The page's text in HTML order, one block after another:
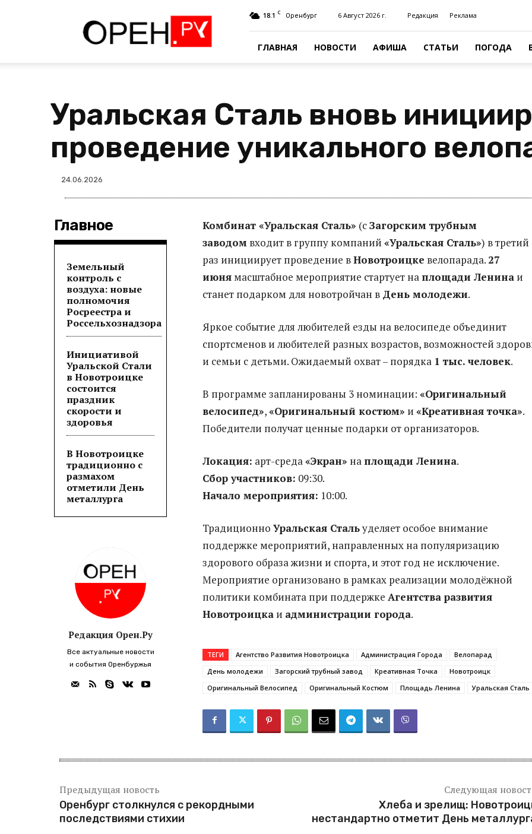
18.1 C Оренбург 6 Август 2026 г. Редакция Реклама
ГЛАВНАЯ НОВОСТИ АФИША СТАТЬИ ПОГОДА
Уральская Сталь вновь
проведение уникального
24.06.2026
Главное
Земельный
контроль с
воздуха: новые
полномочия
Росреестра и
Россельхознадзора
Инициативой
Уральской Стали
в Новотроицке
состоится
праздник
скорости и
здоровья
В Новотроицке
традиционно с
размахом
отметили День
металлурга
Редакция Орен.Ру
Все актуальные новости
и события Оренбуржья
Комбинат «Уральская Сталь» (сЗагорским трубным
заводом входит в группу компаний «Уральская Сталь») в третий
раз инициирует проведение вНовотроицке велопарада. 27
июня масштабное мероприятие стартует на площади Ленина и
станет подарком для новотройчан в День молодежи.
Яркое событие для любителей езды на велосипеде объединит
спортсменов и любителей разных возрастов, возможностей
и семьи с детьми. Ожидаемый охват – порядка 1 тыс. человек.
В программе запланированы 3 номинации: «Оригинальный
велосипед»,«Оригинальный костюм» и «Креативная точка».
Победители получат ценные подарки от организаторов.
Локация: арт-среда«Экран» на площади Ленина.
Сбор участников: 09:30.
Начало мероприятия: 10:00.
Традиционно Уральская Стальуделяет особое внимание
поддержке мероприятий, направленных на популяризацию
здорового образа жизни и спорта, и этот год не исключение.
Мероприятие организовано в рамках реализации молодёжной
политики комбината при поддержке Агентства развития
Новотроицка и администрации города.
ТЕГИ Агентство Развития Новотроицка Администрация Города
Велопарад
День молодежи
Загорский трубный завод Креативная Точка
Новотроицк
Оригинальный Велосипед
Оригинальный Костюм Площадь Ленина Уральская Сталь
Предыдущая новость
Оренбург столкнулся с рекордными
последствиями стихии
Следующая
Хлеба и зрелищ:
нестандартно отметит День